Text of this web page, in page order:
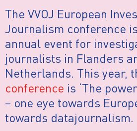
The VVOJ European
Journalism conference
annual event for
journalists in Flanders
Netherlands. This year,
conference is ‘The
– one eye towards
towards datajournalism.